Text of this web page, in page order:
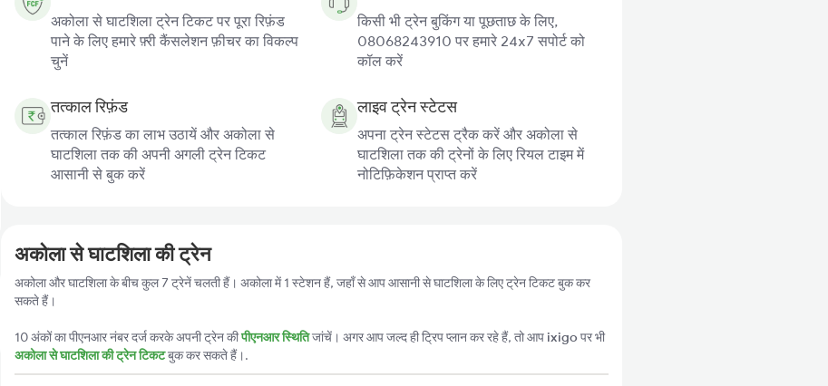
अकोला से घाटशिला ट्रेन टिकट पर पूरा रिफ़ंड
पाने के लिए हमारे फ़्री कैंसलेशन फ़ीचर का विकल्प
चुनें
किसी भी ट्रेन बुकिंग या पूछताछ के लिए,
08068243910 पर हमारे 24x7 सपोर्ट को
कॉल करें
तत्काल रिफ़ंड
तत्काल रिफ़ंड का लाभ उठायें और अकोला से
घाटशिला तक की अपनी अगली ट्रेन टिकट
आसानी से बुक करें
लाइव ट्रेन स्टेटस
अपना ट्रेन स्टेटस ट्रैक करें और अकोला से
घाटशिला तक की ट्रेनों के लिए रियल टाइम में
नोटिफ़िकेशन प्राप्त करें
अकोला से घाटशिला की ट्रेन
अकोला और घाटशिला के बीच कुल 7 ट्रेनें चलती हैं। अकोला में 1 स्टेशन हैं, जहाँ से आप आसानी से घाटशिला के लिए ट्रेन टिकट बुक कर
सकते हैं।
10 अंकों का पीएनआर नंबर दर्ज करके अपनी ट्रेन कीपीएनआर स्थितिजांचें। अगर आप जल्द ही ट्रिप प्लान कर रहे हैं, तो आप ixigoपर भी
अकोला से घाटशिला की ट्रेन टिकटबुक कर सकते हैं।.